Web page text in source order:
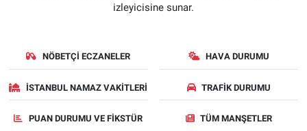
izleyicisine sunar.
NÖBETÇI ECZANELER HAVA DURUMU
İSTANBUL NAMAZ VAKITLERI TRAFIK DURUMU
PUAN DURUMU VE FIKSTÜR TÜM MANŞETLER